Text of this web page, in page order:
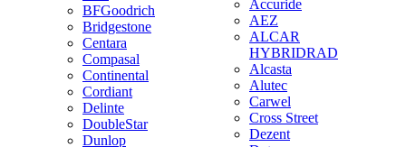
BFGoodrich
Bridgestone
Centara
Compasal
Continental
Cordiant
Delinte
DoubleStar
Dunlop
Accuride
AEZ
ALCAR
HYBRIDRAD
Alcasta
Alutec
Carwel
Cross Street
Dezent